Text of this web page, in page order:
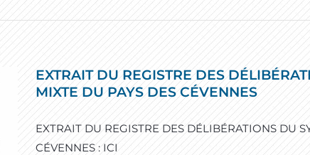
EXTRAIT DU REGISTRE DES
MIXTE DU PAYS DES CÉVENNES
EXTRAIT DU REGISTRE DES DÉLIBÉRATIONS DU
CÉVENNES : ICI